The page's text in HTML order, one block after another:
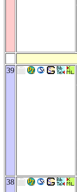
39
38